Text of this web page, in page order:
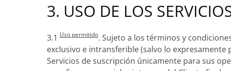
3. USO DE LOS
3.1 Uso permitido. Sujeto a los términos y
exclusivo e intransferible (salvo lo
Servicios de suscripción únicamente para sus